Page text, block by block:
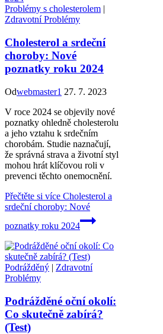
Problémy s cholesterolem |
Zdravotní Problémy
Cholesterol a srdeční
choroby: Nové
poznatky roku 2024
Odwebmaster1 27. 7. 2023
V roce 2024 se objevily nové
poznatky ohledně cholesterolu
a jeho vztahu k srdečním
chorobám. Studie naznačují,
že správná strava a životní styl
mohou hrát klíčovou roli v
prevenci těchto onemocnění.
Přečtěte si více Cholesterol a
srdeční choroby: Nové
poznatky roku 2024
Podrážděný | Zdravotní
Problémy
Podrážděné oční okolí:
Co skutečně zabírá?
(Test)